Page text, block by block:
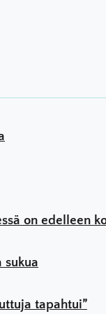
on edelleen
sukua
tapahtui”